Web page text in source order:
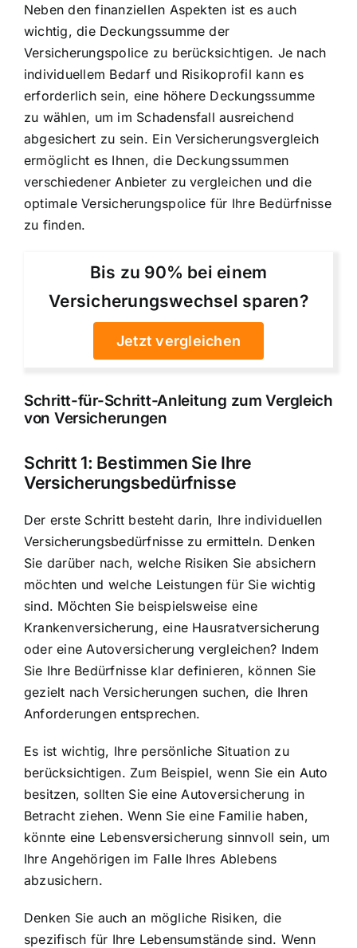
Neben den finanziellen Aspekten ist es auch
wichtig, die Deckungssumme der
Versicherungspolice zu berücksichtigen. Je nach
individuellem Bedarf und Risikoprofil kann es
erforderlich sein, eine höhere Deckungssumme
zu wählen, um im Schadensfall ausreichend
abgesichert zu sein. Ein Versicherungsvergleich
ermöglicht es Ihnen, die Deckungssummen
verschiedener Anbieter zu vergleichen und die
optimale Versicherungspolice für Ihre Bedürfnisse
zu finden.
Bis zu 90% bei einem
Versicherungswechsel sparen?
Jetzt vergleichen
Schritt-für-Schritt-Anleitung zum Vergleich
von Versicherungen
Schritt 1: Bestimmen Sie Ihre
Versicherungsbedürfnisse
Der erste Schritt besteht darin, Ihre individuellen
Versicherungsbedürfnisse zu ermitteln. Denken
Sie darüber nach, welche Risiken Sie absichern
möchten und welche Leistungen für Sie wichtig
sind. Möchten Sie beispielsweise eine
Krankenversicherung, eine Hausratversicherung
oder eine Autoversicherung vergleichen? Indem
Sie Ihre Bedürfnisse klar definieren, können Sie
gezielt nach Versicherungen suchen, die Ihren
Anforderungen entsprechen.
Es ist wichtig, Ihre persönliche Situation zu
berücksichtigen. Zum Beispiel, wenn Sie ein Auto
besitzen, sollten Sie eine Autoversicherung in
Betracht ziehen. Wenn Sie eine Familie haben,
könnte eine Lebensversicherung sinnvoll sein, um
Ihre Angehörigen im Falle Ihres Ablebens
abzusichern.
Denken Sie auch an mögliche Risiken, die
spezifisch für Ihre Lebensumstände sind. Wenn